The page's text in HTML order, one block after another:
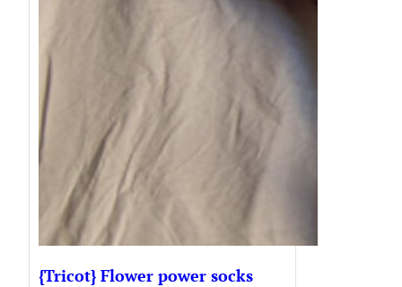
{Tricot} Flower power socks